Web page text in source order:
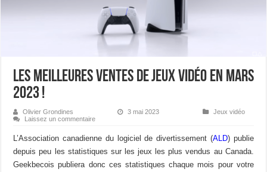
Les meilleures ventes de jeux vidéo en mars
2023 !
Olivier Grondines 3 mai 2023
Jeux vidéo
Laissez un commentaire
L’Association canadienne du logiciel de divertissement (ALD) publie
depuis peu les statistiques sur les jeux les plus vendus au Canada.
Geekbecois publiera donc ces statistiques chaque mois pour votre